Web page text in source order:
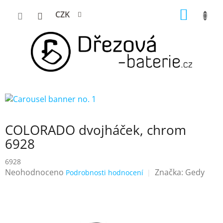
CZK
COLORADO dvojháček, chrom
6928
6928
Průměrné
Neohodnoceno Podrobnosti hodnocení Značka: Gedy